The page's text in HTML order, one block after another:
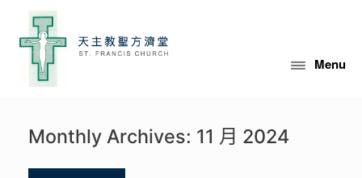
content
Menu
Monthly Archives: 11 月 2024